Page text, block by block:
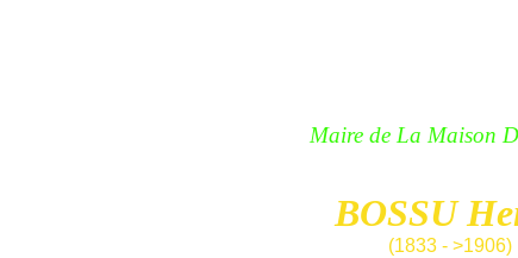
Maire de La Maison
BOSSU
(1833 - >1906)